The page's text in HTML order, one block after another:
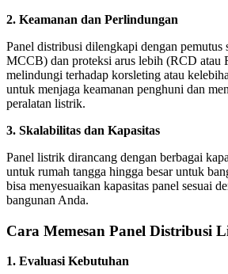
2. Keamanan dan Perlindungan
Panel distribusi dilengkapi dengan
MCCB) dan proteksi arus lebih (RCD atau
melindungi terhadap korsleting atau
untuk menjaga keamanan penghuni dan
peralatan listrik.
3. Skalabilitas dan Kapasitas
Panel listrik dirancang dengan berbagai
untuk rumah tangga hingga besar untuk
bisa menyesuaikan kapasitas panel sesuai
bangunan Anda.
Cara Memesan Panel Distribusi
1. Evaluasi Kebutuhan